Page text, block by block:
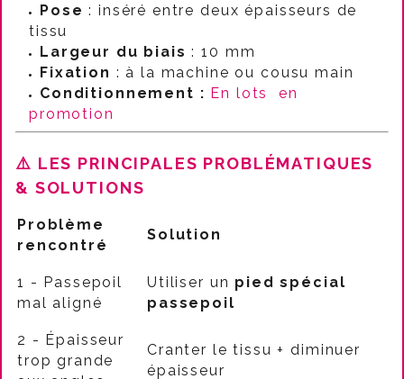
Pose : inséré entre deux épaisseurs de
tissu
Largeur du biais : 10 mm
Fixation : à la machine ou cousu main
Conditionnement : En lots en
promotion
⚠️ LES PRINCIPALES PROBLÉMATIQUES
& SOLUTIONS
Problème
rencontré
Solution
1 - Passepoil
mal aligné
Utiliser un pied spécial
passepoil
2 - Épaisseur
trop grande
Cranter le tissu + diminuer
épaisseur